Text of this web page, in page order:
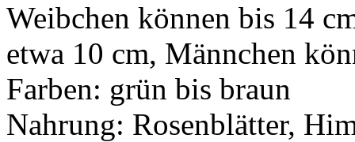
Weibchen können bis 14
etwa 10 cm, Männchen
Farben: grün bis braun
Nahrung: Rosenblätter,